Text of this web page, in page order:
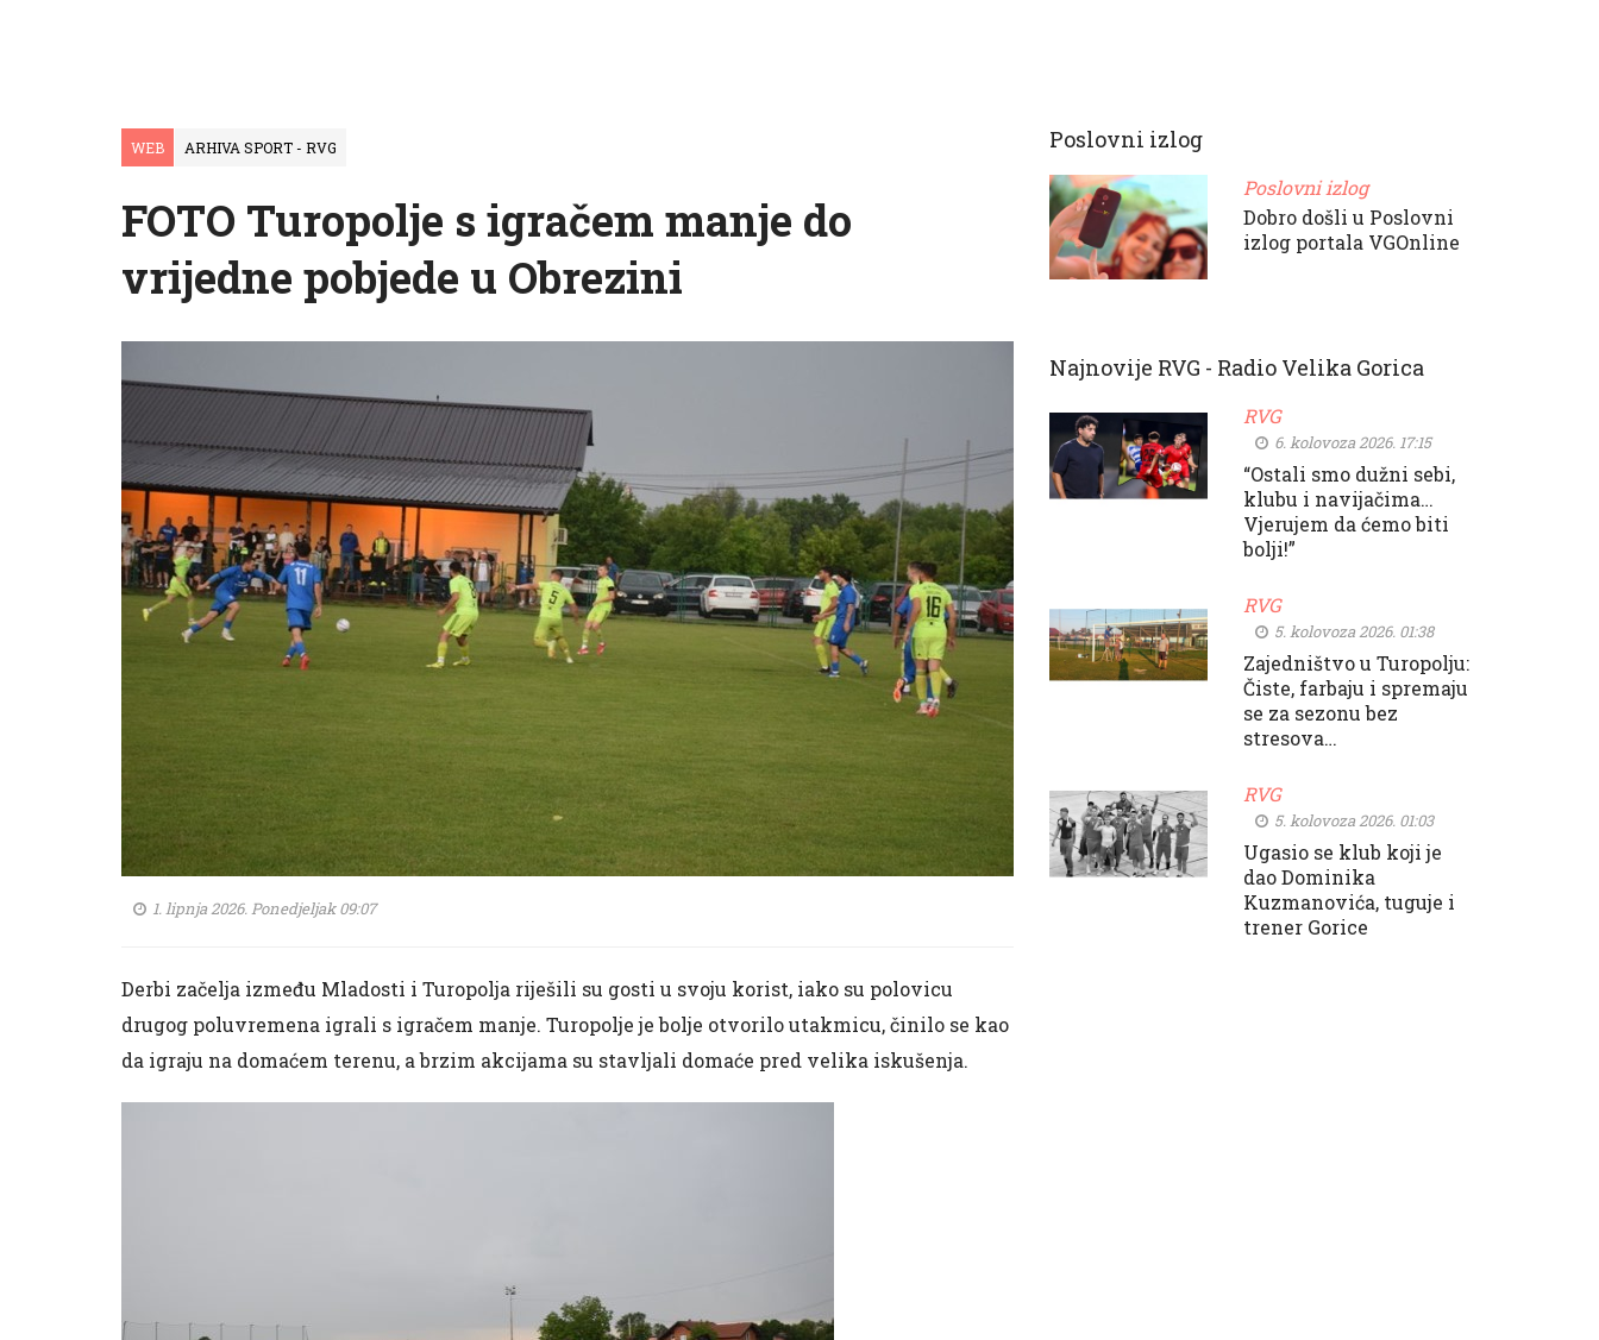
WEB ARHIVA SPORT - RVG
FOTO Turopolje s igračem manje do
vrijedne pobjede u Obrezini
1. lipnja 2026. Ponedjeljak 09:07
Derbi začelja između Mladosti i Turopolja riješili su gosti u svoju korist, iako su polovicu
drugog poluvremena igrali s igračem manje. Turopolje je bolje otvorilo utakmicu, činilo se kao
da igraju na domaćem terenu, a brzim akcijama su stavljali domaće pred velika iskušenja.
Poslovni izlog
Poslovni izlog
Dobro došli u Poslovni
izlog portala VGOnline
Najnovije RVG - Radio Velika Gorica
RVG
6. kolovoza 2026. 17:15
“Ostali smo dužni sebi,
klubu i navijačima…
Vjerujem da ćemo biti
bolji!”
RVG
5. kolovoza 2026. 01:38
Zajedništvo u Turopolju:
Čiste, farbaju i spremaju
se za sezonu bez
stresova…
RVG
5. kolovoza 2026. 01:03
Ugasio se klub koji je
dao Dominika
Kuzmanovića, tuguje i
trener Gorice